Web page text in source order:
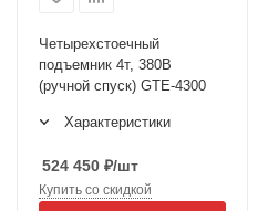
Четырехстоечный
подъемник 4т, 380В
(ручной спуск) GTE-4300
Характеристики
524 450 ₽/шт
Купить со скидкой